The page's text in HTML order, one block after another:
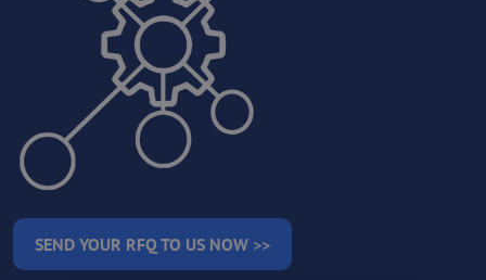
SEND YOUR RFQ TO US NOW >>